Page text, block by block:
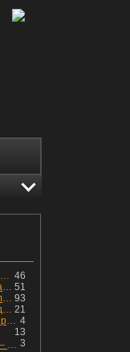
46
Санкции США пристрелили рост акций в России
51
Как себя чувствуют мигранты в раю, в который они так стремились
93
Где находится Грузия : Европа или Азия
21
Сенат США принял санкции Линдси Грэма против России
4
💪 ОФЗ с самыми жирными фиксированными купонами
13
3
🚂 📬 РЖД против Почты России – Какие облигации выбрать?